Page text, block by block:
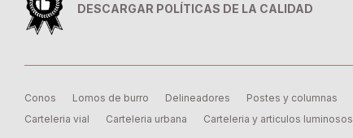
DESCARGAR POLÍTICAS DE LA CALIDAD
Conos Lomos de burro Delineadores Postes y columnas
Carteleria vial
Carteleria urbana Carteleria y articulos luminosos